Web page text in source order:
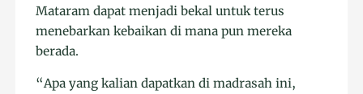
Mataram dapat menjadi bekal untuk terus
menebarkan kebaikan di mana pun mereka
berada.
“Apa yang kalian dapatkan di madrasah ini,